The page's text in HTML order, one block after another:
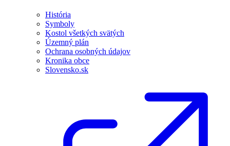
História
Symboly
Kostol všetkých svätých
Územný plán
Ochrana osobných údajov
Kronika obce
Slovensko.sk